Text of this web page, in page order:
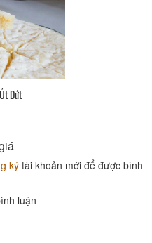
Dứt
ký tài khoản mới để được bình
luận